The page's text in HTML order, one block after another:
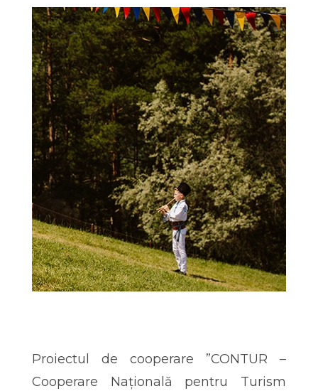
Proiectul de cooperare ”CONTUR –
Cooperare Națională pentru Turism